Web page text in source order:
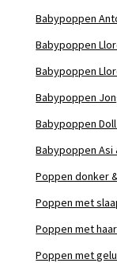
Babypoppen
Babypoppen
Babypoppen
Babypoppen
Babypoppen
Babypoppen Asi
Poppen donker
Poppen met
Poppen met haar
Poppen met